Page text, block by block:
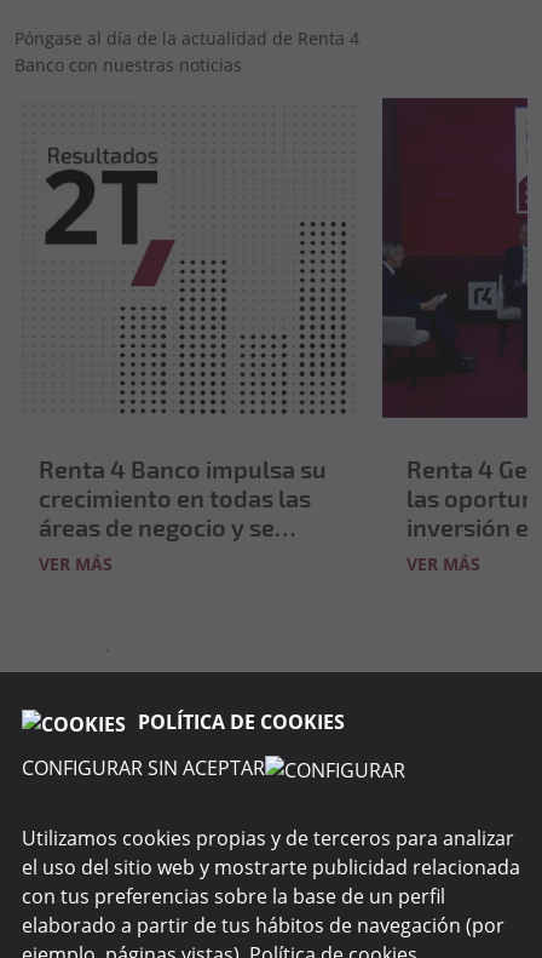
POLÍTICA DE COOKIES
CONFIGURAR SIN ACEPTAR
Utilizamos cookies propias y de terceros para analizar
el uso del sitio web y mostrarte publicidad relacionada
con tus preferencias sobre la base de un perfil
elaborado a partir de tus hábitos de navegación (por
Póngase al día de la actualidad de Renta 4
Banco con nuestras noticias
Renta 4 Banco impulsa su
crecimiento en todas las
áreas de negocio y se
acerca a los 50.000
VER MÁS
Renta 4
las
inversión
Day 2026
VER MÁS
VER MÁS NOTICIAS
SOBRE NOSOTROS